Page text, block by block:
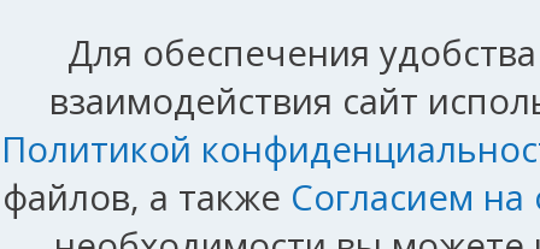
Для обеспечения
взаимодействия сайт
Политикой
файлов, а также Согласием